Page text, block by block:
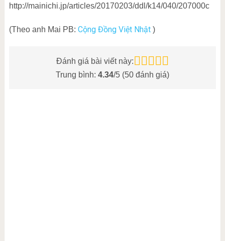
http://mainichi.jp/articles/20170203/ddl/k14/040/207000c
(Theo anh Mai PB: Cộng Đồng Việt Nhật )
Đánh giá bài viết này:
Trung bình: 4.34/5 (50đánh giá)